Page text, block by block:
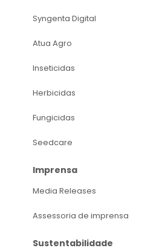
Syngenta Digital
Atua Agro
Inseticidas
Herbicidas
Fungicidas
Seedcare
Imprensa
Media Releases
Assessoria de imprensa
Sustentabilidade